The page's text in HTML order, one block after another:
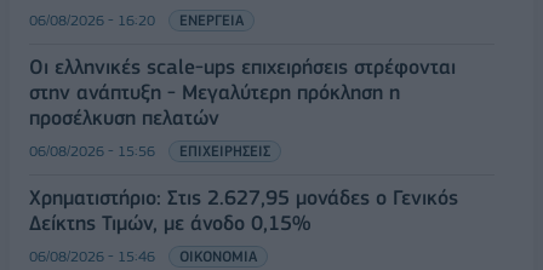
06/08/2026 - 16:20 ΕΝΕΡΓΕΙΑ
Οι ελληνικές scale-ups επιχειρήσεις στρέφονται
στην ανάπτυξη - Μεγαλύτερη πρόκληση η
προσέλκυση πελατών
06/08/2026 - 15:56 ΕΠΙΧΕΙΡΗΣΕΙΣ
Χρηματιστήριο: Στις 2.627,95 μονάδες ο Γενικός
Δείκτης Τιμών, με άνοδο 0,15%
06/08/2026 - 15:46 ΟΙΚΟΝΟΜΙΑ